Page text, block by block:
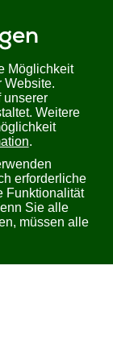
Möglichkeit
Website.
unserer
Weitere
.
erforderliche
Funktionalität
Sie alle
müssen alle
unserer